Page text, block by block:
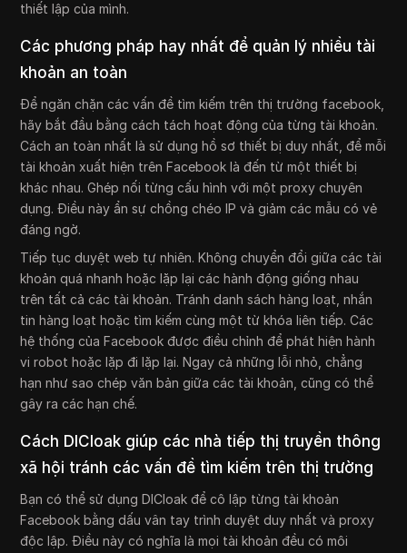
thiết lập của mình.
Các phương pháp hay nhất để quản lý nhiều tài
khoản an toàn
Để ngăn chặn các vấn đề tìm kiếm trên thị trường facebook,
hãy bắt đầu bằng cách tách hoạt động của từng tài khoản.
Cách an toàn nhất là sử dụng hồ sơ thiết bị duy nhất, để mỗi
tài khoản xuất hiện trên Facebook là đến từ một thiết bị
khác nhau. Ghép nối từng cấu hình với một proxy chuyên
dụng. Điều này ẩn sự chồng chéo IP và giảm các mẫu có vẻ
đáng ngờ.
Tiếp tục duyệt web tự nhiên. Không chuyển đổi giữa các tài
khoản quá nhanh hoặc lặp lại các hành động giống nhau
trên tất cả các tài khoản. Tránh danh sách hàng loạt, nhắn
tin hàng loạt hoặc tìm kiếm cùng một từ khóa liên tiếp. Các
hệ thống của Facebook được điều chỉnh để phát hiện hành
vi robot hoặc lặp đi lặp lại. Ngay cả những lỗi nhỏ, chẳng
hạn như sao chép văn bản giữa các tài khoản, cũng có thể
gây ra các hạn chế.
Cách DICloak giúp các nhà tiếp thị truyền thông
xã hội tránh các vấn đề tìm kiếm trên thị trường
Bạn có thể sử dụng DICloak để cô lập từng tài khoản
Facebook bằng dấu vân tay trình duyệt duy nhất và proxy
độc lập. Điều này có nghĩa là mọi tài khoản đều có môi